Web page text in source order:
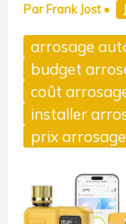
Par Frank Jost•
arrosage
budget
coût
installer
prix